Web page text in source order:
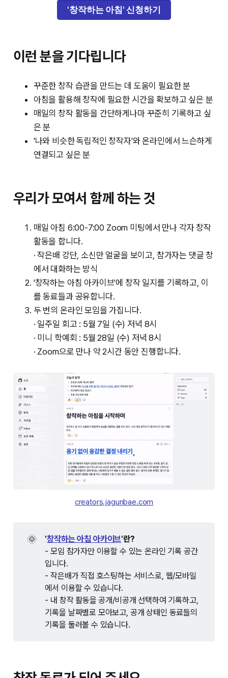
'창작하는 아침' 신청하기
이런 분을 기다립니다
꾸준한 창작 습관을 만드는 데 도움이 필요한 분
아침을 활용해 창작에 필요한 시간을 확보하고 싶은 분
매일의 창작 활동을 간단하게나마 꾸준히 기록하고 싶
은 분
'나와 비슷한 독립적인 창작자'와 온라인에서 느슨하게
연결되고 싶은 분
우리가 모여서 함께 하는 것
매일 아침 6:00-7:00 Zoom 미팅에서 만나 각자 창작
활동을 합니다.
· 작은배 강단, 소신만 얼굴을 보이고, 참가자는 댓글 창
에서 대화하는 방식
'창작하는 아침 아카이브'에 창작 일지를 기록하고, 이
를 동료들과 공유합니다.
두 번의 온라인 모임을 가집니다.
· 일주일 회고 : 5월 7일 (수) 저녁 8시
· 미니 학예회 : 5월 28일 (수) 저녁 8시
· Zoom으로 만나 약 2시간 동안 진행합니다.
creators.jagunbae.com
🌞 '창작하는 아침 아카이브'란?
- 모임 참가자만 이용할 수 있는 온라인 기록 공간
입니다.
- 작은배가 직접 호스팅하는 서비스로, 웹/모바일
에서 이용할 수 있습니다.
- 내 창작 활동을 공개/비공개 선택하여 기록하고,
기록을 날짜별로 모아보고, 공개 상태인 동료들의
기록을 둘러볼 수 있습니다.